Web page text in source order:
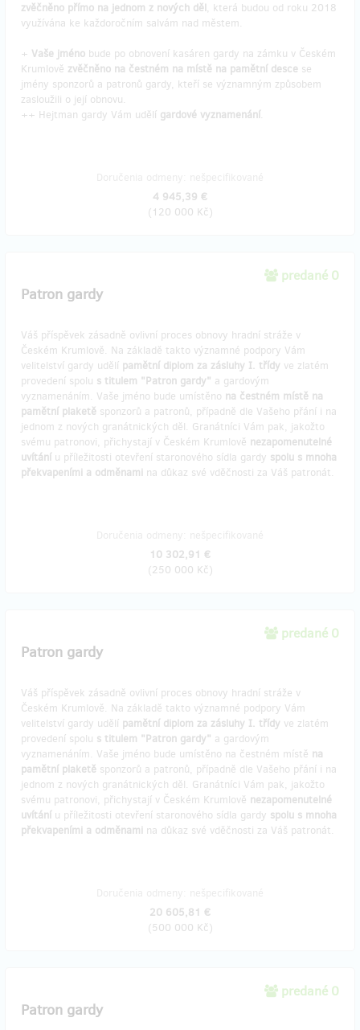
zvěčněno přímo na jednom z nových děl, která budou od roku 2018
využívána ke každoročním salvám nad městem.
+ Vaše jméno bude po obnovení kasáren gardy na zámku v Českém
Krumlově zvěčněno na čestném na místě na pamětní desce se
jmény sponzorů a patronů gardy, kteří se významným způsobem
zasloužili o její obnovu.
++ Hejtman gardy Vám udělí gardové vyznamenání.
4 945,39 €
(120 000 Kč)
predané 0
Patron gardy
Váš příspěvek zásadně ovlivní proces obnovy hradní stráže v
Českém Krumlově. Na základě takto významné podpory Vám
velitelství gardy udělí pamětní diplom za zásluhy I. třídy ve zlatém
provedení spolu s titulem "Patron gardy" a gardovým
vyznamenáním. Vaše jméno bude umístěno na čestném místě na
pamětní plaketě sponzorů a patronů, případně dle Vašeho přání i na
jednom z nových granátnických děl. Granátníci Vám pak, jakožto
svému patronovi, přichystají v Českém Krumlově nezapomenutelné
uvítání u příležitosti otevření staronového sídla gardy spolu s mnoha
překvapeními a odměnami na důkaz své vděčnosti za Váš patronát.
10 302,91 €
(250 000 Kč)
predané 0
Patron gardy
Váš příspěvek zásadně ovlivní proces obnovy hradní stráže v
Českém Krumlově. Na základě takto významné podpory Vám
velitelství gardy udělí pamětní diplom za zásluhy I. třídy ve zlatém
provedení spolu s titulem "Patron gardy" a gardovým
vyznamenáním. Vaše jméno bude umístěno na čestném místě na
pamětní plaketě sponzorů a patronů, případně dle Vašeho přání i na
jednom z nových granátnických děl. Granátníci Vám pak, jakožto
svému patronovi, přichystají v Českém Krumlově nezapomenutelné
uvítání u příležitosti otevření staronového sídla gardy spolu s mnoha
překvapeními a odměnami na důkaz své vděčnosti za Váš patronát.
20 605,81 €
(500 000 Kč)
predané 0
Patron gardy